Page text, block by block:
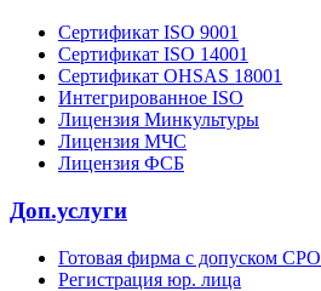
Сертификат ISO 9001
Сертификат ISO 14001
Сертификат OHSAS 18001
Интегрированное ISO
Лицензия Минкультуры
Лицензия МЧС
Лицензия ФСБ
Доп.услуги
Готовая фирма с допуском СРО
Регистрация юр. лица